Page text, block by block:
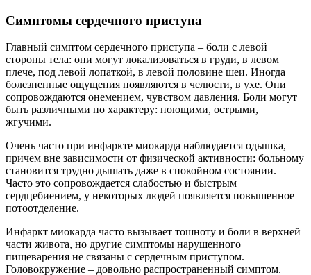
Симптомы сердечного приступа
Главный симптом сердечного приступа – боли с левой
стороны тела: они могут локализоваться в груди, в левом
плече, под левой лопаткой, в левой половине шеи. Иногда
болезненные ощущения появляются в челюсти, в ухе. Они
сопровождаются онемением, чувством давления. Боли могут
быть различными по характеру: ноющими, острыми,
жгучими.
Очень часто при инфаркте миокарда наблюдается одышка,
причем вне зависимости от физической активности: больному
становится трудно дышать даже в спокойном состоянии.
Часто это сопровождается слабостью и быстрым
сердцебиением, у некоторых людей появляется повышенное
потоотделение.
Инфаркт миокарда часто вызывает тошноту и боли в верхней
части живота, но другие симптомы нарушенного
пищеварения не связаны с сердечным приступом.
Головокружение – довольно распространенный симптом.